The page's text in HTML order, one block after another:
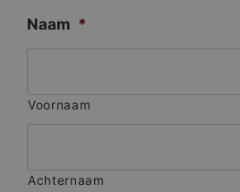
Naam *
Voornaam
Achternaam